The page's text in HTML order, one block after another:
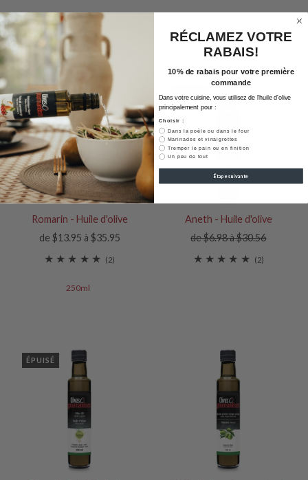
Romarin - Huile d'olive
de $13.95 à $35.95
(2)
250ml
Aneth - Huile d'olive
de $6.98 à $30.56
(2)
ÉPUISÉ
RÉCLAMEZ VOTRE
RABAIS!
10% de rabais pour votre première
commande
Dans votre cuisine, vous utilisez de l'huile d'olive
principalement pour :
Choisir :
Dans la poêle ou dans le four
Marinades et vinaigrettes
Tremper le pain ou en finition
Un peu de tout
Étape suivante